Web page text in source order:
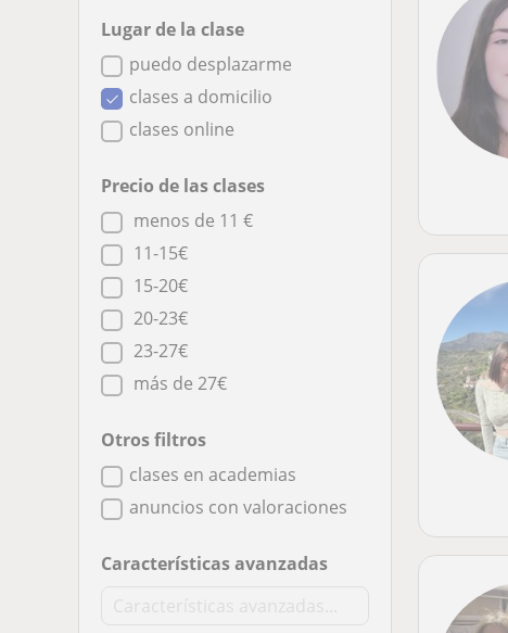
Lugar de la clase
puedo desplazarme
clases a domicilio
clases online
Precio de las clases
menos de 11 €
11-15€
15-20€
20-23€
23-27€
más de 27€
Otros filtros
clases en academias
anuncios con valoraciones
Características avanzadas